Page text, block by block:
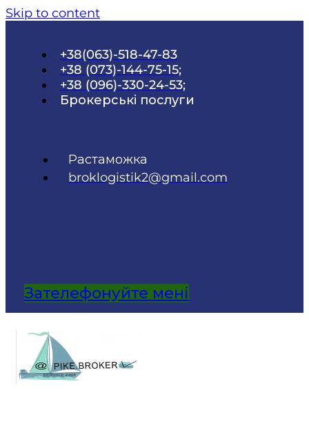
Skip to content
+38(063)-518-47-83
+38 (073)-144-75-15;
+38 (096)-330-24-53;
Брокерські послуги
Растаможка
broklogistik2@gmail.com
Зателефонуйте мені